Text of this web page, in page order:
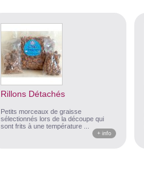
Rillons Détachés
Petits morceaux de graisse
sélectionnés lors de la découpe qui
sont frits à une température ...
+ info